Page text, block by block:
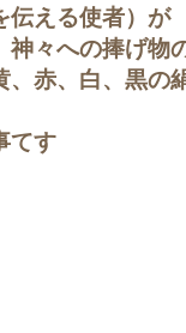
伝える使者）が
神々への捧げ物
、赤、白、黒の
てす